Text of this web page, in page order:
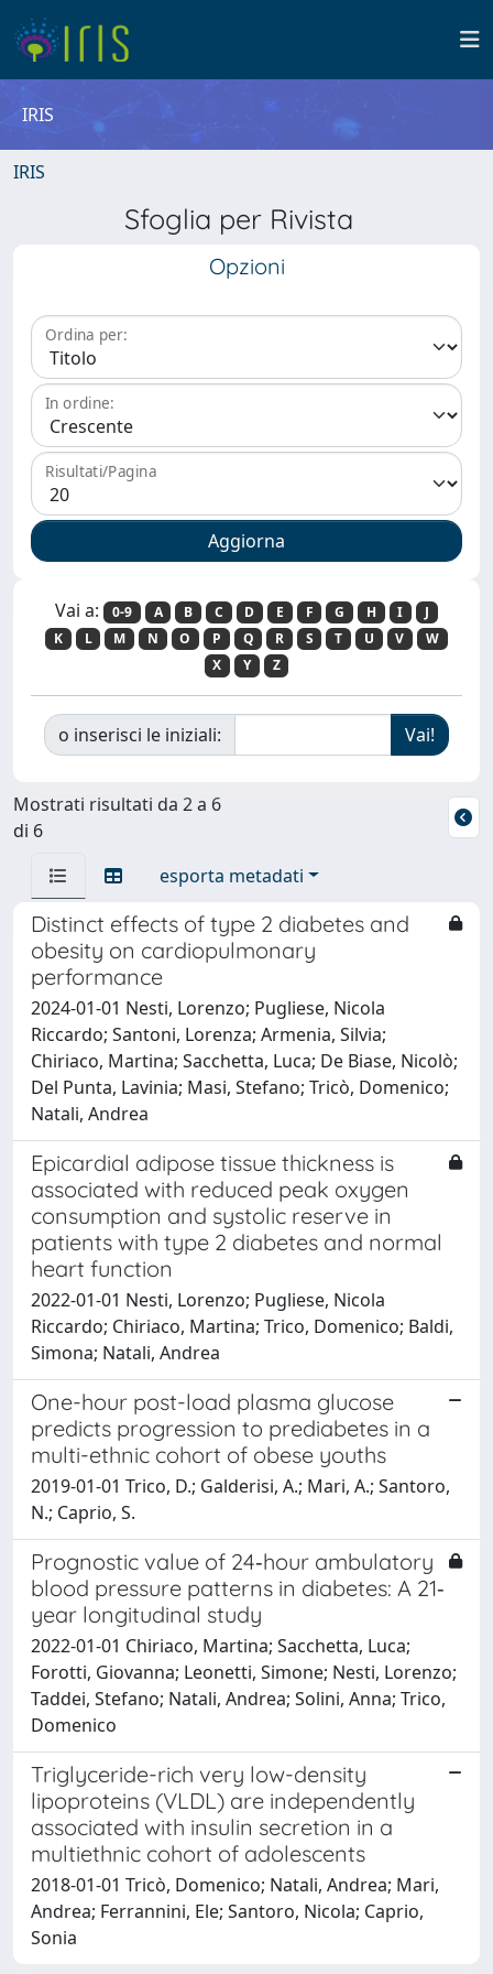
IRIS
IRIS
Sfoglia per Rivista
Opzioni
Ordina per:
In ordine:
Risultati/Pagina
Vai a: 0-9 A B C D E F G H I
J
K
L M N O P Q R S T U V
W
X
Y Z
o inserisci le iniziali:
Mostrati risultati da 2 a 6
di 6
esporta metadati
Distinct effects of type 2 diabetes and
obesity on cardiopulmonary
performance
2024-01-01 Nesti, Lorenzo; Pugliese, Nicola
Riccardo; Santoni, Lorenza; Armenia, Silvia;
Chiriaco, Martina; Sacchetta, Luca; De Biase, Nicolò;
Del Punta, Lavinia; Masi, Stefano; Tricò, Domenico;
Natali, Andrea
Epicardial adipose tissue thickness is
associated with reduced peak oxygen
consumption and systolic reserve in
patients with type 2 diabetes and normal
heart function
2022-01-01 Nesti, Lorenzo; Pugliese, Nicola
Riccardo; Chiriaco, Martina; Trico, Domenico; Baldi,
Simona; Natali, Andrea
One-hour post-load plasma glucose
predicts progression to prediabetes in a
multi-ethnic cohort of obese youths
2019-01-01 Trico, D.; Galderisi, A.; Mari, A.; Santoro,
N.; Caprio, S.
Prognostic value of 24‐hour ambulatory
blood pressure patterns in diabetes: A 21‐
year longitudinal study
2022-01-01 Chiriaco, Martina; Sacchetta, Luca;
Forotti, Giovanna; Leonetti, Simone; Nesti, Lorenzo;
Taddei, Stefano; Natali, Andrea; Solini, Anna; Trico,
Domenico
Triglyceride-rich very low-density
lipoproteins (VLDL) are independently
associated with insulin secretion in a
multiethnic cohort of adolescents
2018-01-01 Tricò, Domenico; Natali, Andrea; Mari,
Andrea; Ferrannini, Ele; Santoro, Nicola; Caprio,
Sonia